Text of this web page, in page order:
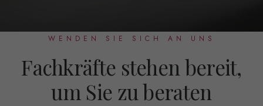
WENDEN SIE SICH AN UNS
Fachkräfte stehen bereit,
um Sie zu beraten